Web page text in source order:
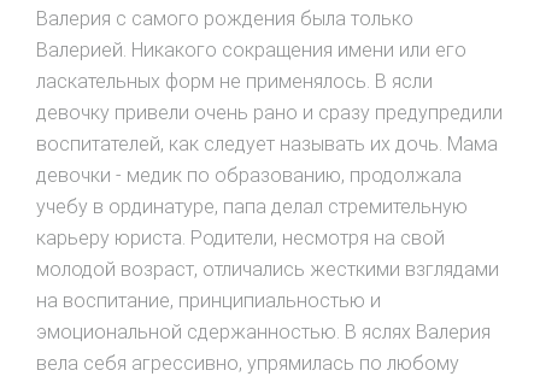
Валерия с самого рождения была только
Валерией. Никакого сокращения имени или его
ласкательных форм не применялось. В ясли
девочку привели очень рано и сразу предупредили
воспитателей, как следует называть их дочь. Мама
девочки - медик по образованию, продолжала
учебу в ординатуре, папа делал стремительную
карьеру юриста. Родители, несмотря на свой
молодой возраст, отличались жесткими взглядами
на воспитание, принципиальностью и
эмоциональной сдержанностью. В яслях Валерия
вела себя агрессивно, упрямилась по любому